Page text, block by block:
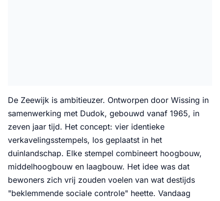
De Zeewijk is ambitieuzer. Ontworpen door Wissing in
samenwerking met Dudok, gebouwd vanaf 1965, in
zeven jaar tijd. Het concept: vier identieke
verkavelingsstempels, los geplaatst in het
duinlandschap. Elke stempel combineert hoogbouw,
middelhoogbouw en laagbouw. Het idee was dat
bewoners zich vrij zouden voelen van wat destijds
"beklemmende sociale controle" heette. Vandaag